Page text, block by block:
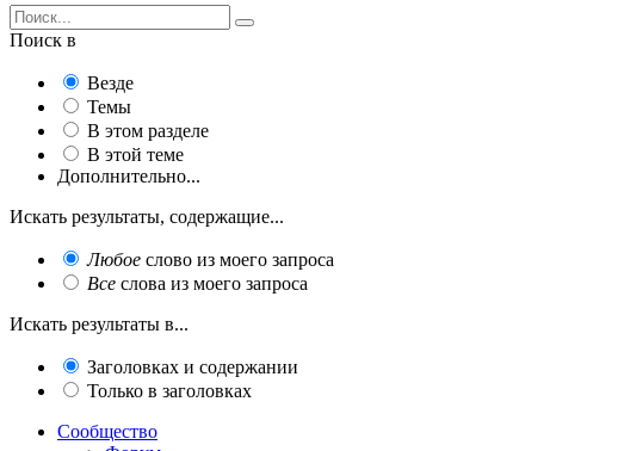
Поиск в
Везде
Темы
В этом разделе
В этой теме
Дополнительно...
Искать результаты, содержащие...
Любое слово из моего запроса
Все слова из моего запроса
Искать результаты в...
Заголовках и содержании
Только в заголовках
Сообщество